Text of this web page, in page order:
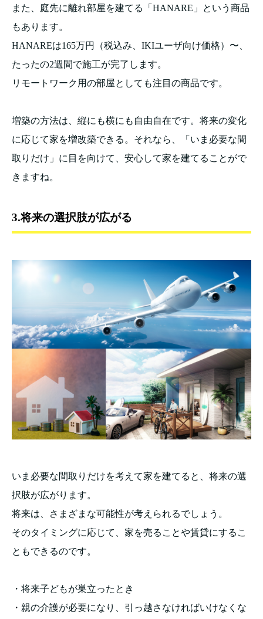
また、庭先に離れ部屋を建てる「HANARE」という商品
もあります。
HANAREは165万円（税込み、IKIユーザ向け価格）〜、
たったの2週間で施工が完了します。
リモートワーク用の部屋としても注目の商品です。
増築の方法は、縦にも横にも自由自在です。将来の変化
に応じて家を増改築できる。それなら、「いま必要な間
取りだけ」に目を向けて、安心して家を建てることがで
きますね。
3.将来の選択肢が広がる
いま必要な間取りだけを考えて家を建てると、将来の選
択肢が広がります。
将来は、さまざまな可能性が考えられるでしょう。
そのタイミングに応じて、家を売ることや賃貸にするこ
ともできるのです。
・将来子どもが巣立ったとき
・親の介護が必要になり、引っ越さなければいけなくな